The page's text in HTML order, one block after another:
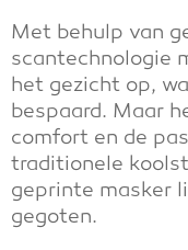
Met behulp van
scantechnologie
het gezicht op,
bespaard. Maar
comfort en de
traditionele
geprinte masker
gegoten.